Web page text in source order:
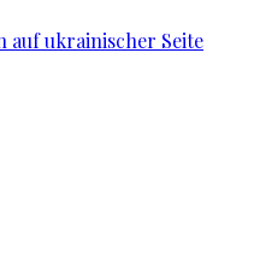
auf ukrainischer Seite